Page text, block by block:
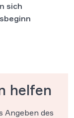
sich
helfen
Angeben des